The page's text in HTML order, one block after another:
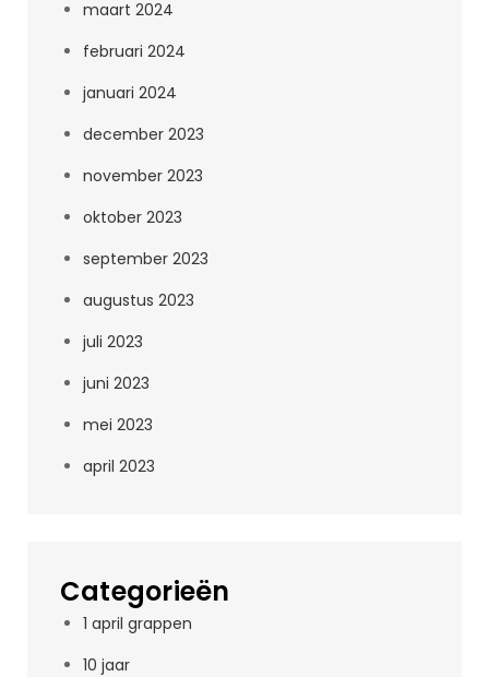
maart 2024
februari 2024
januari 2024
december 2023
november 2023
oktober 2023
september 2023
augustus 2023
juli 2023
juni 2023
mei 2023
april 2023
Categorieën
1 april grappen
10 jaar